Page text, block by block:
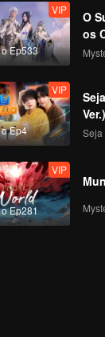
Ep533
VIP
O
os
Ep4
VIP
Ver.)
Seja
Ep281
VIP